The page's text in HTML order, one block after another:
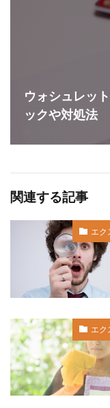
ウォシュレッ
ックや対処法
関連する記事
エク
エク